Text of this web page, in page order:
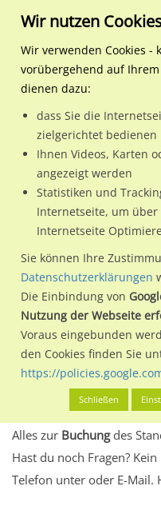
Regionale
S-Bf
Nutze günstige
Elbgaustr, Bstg., Gl. 2im
Freie und Hansestadt.
Wir erheben für jede
aktuelle
kannst du dich schon vor
Standort, seine
eventuelle
Werbeinhalten
Alles klar? Dann findest
Alles zur Buchungdes
Hast du noch Fragen?
Telefon unter oder E-Mail.
Wir nutzen
Wir verwenden Cookies -
vorübergehend auf
dienen dazu:
dass Sie die
zielgerichtet bedienen
Ihnen Videos, Karten
angezeigt werden
Statistiken und
Internetseite, um
Internetseite
Sie können Ihre
Datenschutzerklärungen
Die Einbindung von
Nutzung der Webseite
Voraus eingebunden
den Cookies finden Sie
https://
Schließen